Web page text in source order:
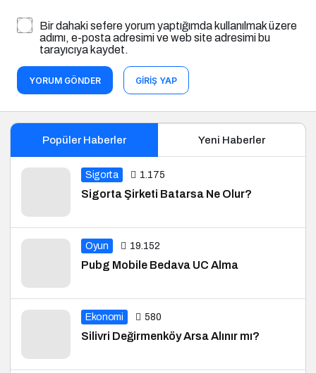
Bir dahaki sefere yorum yaptığımda kullanılmak üzere
adımı, e-posta adresimi ve web site adresimi bu
tarayıcıya kaydet.
YORUM GÖNDER GIRIŞ YAP
Popüler Haberler Yeni Haberler
Sigorta 1.175
Sigorta Şirketi Batarsa Ne Olur?
Oyun 19.152
Pubg Mobile Bedava UC Alma
Ekonomi 580
Silivri Değirmenköy Arsa Alınır mı?